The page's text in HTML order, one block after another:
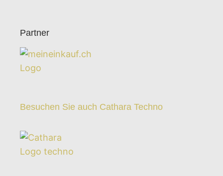
Partner
Besuchen Sie auch Cathara Techno